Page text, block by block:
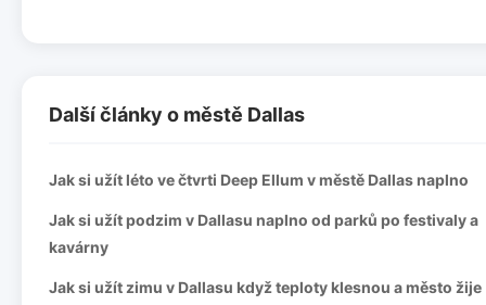
Další články o městě Dallas
Jak si užít léto ve čtvrti Deep Ellum v městě Dallas naplno
Jak si užít podzim v Dallasu naplno od parků po festivaly a
kavárny
Jak si užít zimu v Dallasu když teploty klesnou a město žije